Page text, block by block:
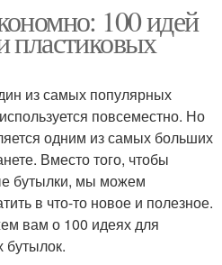
100 идей
пластиковых
из самых популярных
повсеместно. Но
одним из самых больших
Вместо того, чтобы
бутылки, мы можем
в что-то новое и полезное.
вам о 100 идеях для
бутылок.